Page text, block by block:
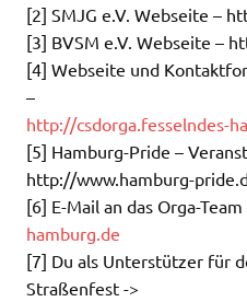
[2] SMJG e.V. Webseite –
[3] BVSM e.V. Webseite –
[4] Webseite und
–
http://csdorga.fesselndes-
[5] Hamburg-Pride –
http://www.hamburg-
[6] E-Mail an das Orga-Team
hamburg.de
[7] Du als Unterstützer für
Straßenfest ->